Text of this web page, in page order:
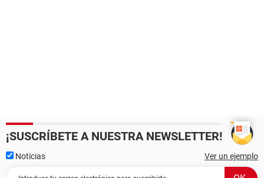
¡SUSCRÍBETE A NUESTRA NEWSLETTER!
Noticias Ver un ejemplo